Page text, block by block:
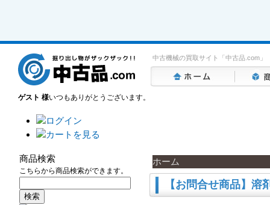
中古機械の買取サイト「中古品.com」
ゲスト 様いつもありがとうございます。
ホーム
【お問合せ商品】
商品検索
こちらから商品検索ができます。